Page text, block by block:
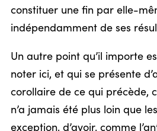
constituer une fin par elle-
indépendamment de ses
Un autre point qu’il importe
noter ici, et qui se présente
corollaire de ce qui précède,
n’a jamais été plus loin que
exception, d’avoir, comme